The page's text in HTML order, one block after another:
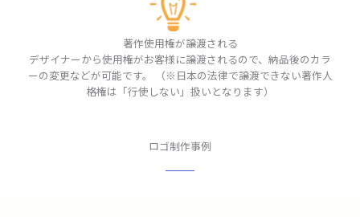
著作使用権が譲渡される
デザイナーから使用権がお客様に譲渡されるので、納品後のカラ
ーの変更などが可能です。 （※日本の法律で譲渡できない著作人
格権は「行使しない」扱いとなります）
ロゴ制作事例